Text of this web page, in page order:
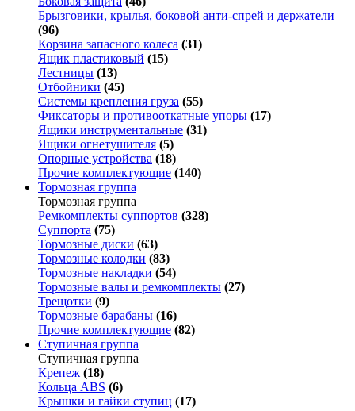
Брызговики, крылья, боковой анти-спрей и держатели
(96)
Корзина запасного колеса (31)
Ящик пластиковый (15)
Лестницы (13)
Отбойники (45)
Системы крепления груза (55)
Фиксаторы и противооткатные упоры (17)
Ящики инструментальные (31)
Ящики огнетушителя (5)
Опорные устройства (18)
Прочие комплектующие (140)
Тормозная группа
Тормозная группа
Ремкомплекты суппортов (328)
Суппорта (75)
Тормозные диски (63)
Тормозные колодки (83)
Тормозные накладки (54)
Тормозные валы и ремкомплекты (27)
Трещотки (9)
Тормозные барабаны (16)
Прочие комплектующие (82)
Ступичная группа
Ступичная группа
Крепеж (18)
Кольца ABS (6)
Крышки и гайки ступиц (17)